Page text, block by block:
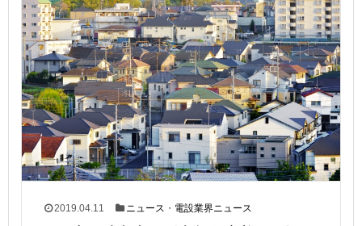
2019.04.11 ニュース ・ 電設業界ニュース